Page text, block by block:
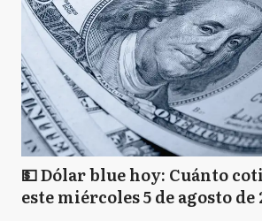
💵 Dólar blue hoy: Cuánto
este miércoles 5 de agosto de